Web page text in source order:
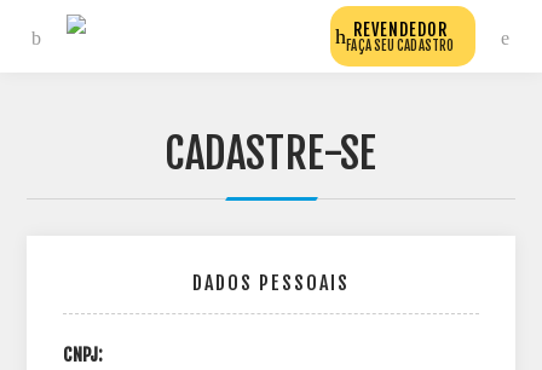
REVENDEDOR
FAÇA SEU CADASTRO
CADASTRE-SE
DADOS PESSOAIS
CNPJ: